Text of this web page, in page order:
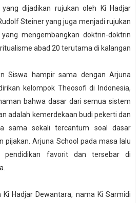
dijadikan rujukan oleh Ki Hadjar
Steiner yang juga menjadi rujukan
mengembangkan doktrin-doktrin
abad 20 terutama di kalangan
Siswa hampir sama dengan Arjuna
kelompok Theosofi di Indonesia,
bahwa dasar dari semua sistem
adalah kemerdekaan budi pekerti dan
sama sekali tercantum soal dasar
pijakan. Arjuna School pada masa lalu
pendidikan favorit dan tersebar di
Hadjar Dewantara, nama Ki Sarmidi